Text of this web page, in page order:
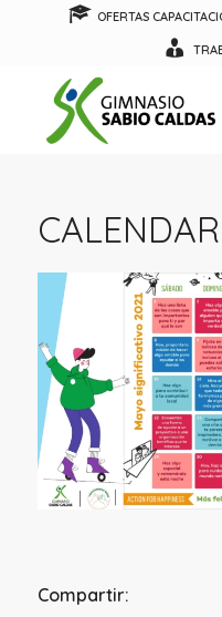
OFERTAS
Compartir: